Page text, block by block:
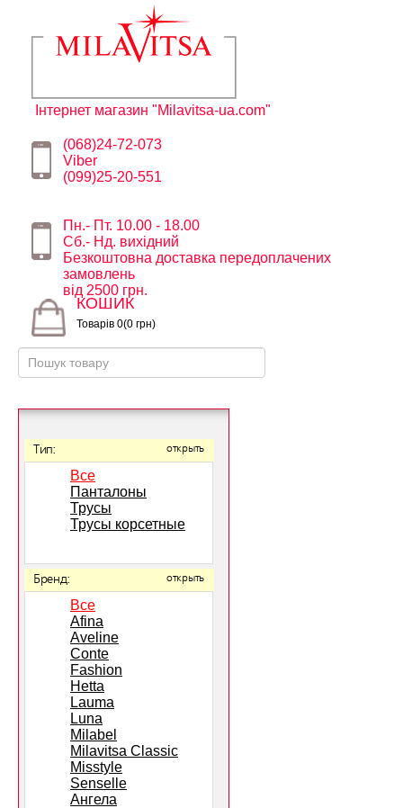
Інтернет магазин "Milavitsa-ua.com"
(068)24-72-073
Viber
(099)25-20-551
Пн.- Пт. 10.00 - 18.00
Сб.- Нд. вихідний
Безкоштовна доставка передоплачених
замовлень
від 2500 грн.
КОШИК
Товарів 0(0 грн)
Тип: открыть
Все
Панталоны
Трусы
Трусы корсетные
Бренд: открыть
Все
Afina
Aveline
Conte
Fashion
Hetta
Lauma
Luna
Milabel
Milavitsa Classic
Misstyle
Senselle
Ангела